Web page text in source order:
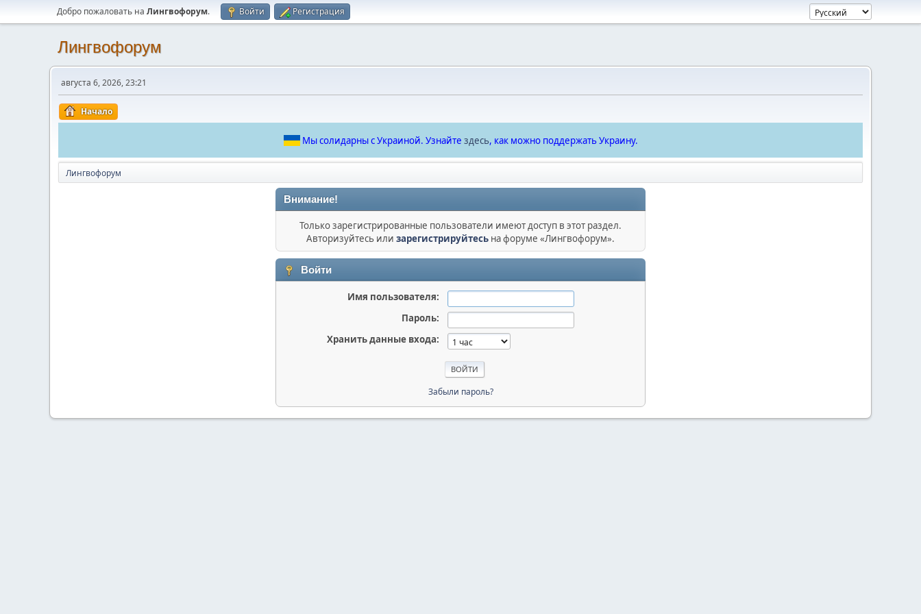
Добро пожаловать на Лингвофорум. Войти Регистрация
Лингвофорум
августа 6, 2026, 23:21
Начало
Мы солидарны с Украиной. Узнайте здесь, как можно поддержать Украину.
Лингвофорум
Внимание!
Только зарегистрированные пользователи имеют доступ в этот раздел.
Авторизуйтесь или зарегистрируйтесь на форуме «Лингвофорум».
Войти
Имя пользователя:
Пароль:
Хранить данные входа:
Забыли пароль?